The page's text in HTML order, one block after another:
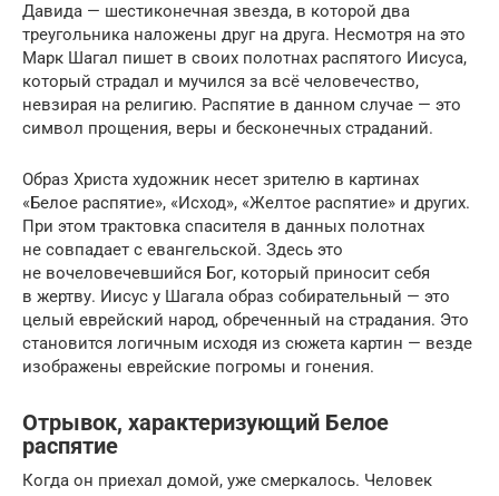
Давида — шестиконечная звезда, в которой два
треугольника наложены друг на друга. Несмотря на это
Марк Шагал пишет в своих полотнах распятого Иисуса,
который страдал и мучился за всё человечество,
невзирая на религию. Распятие в данном случае — это
символ прощения, веры и бесконечных страданий.
Образ Христа художник несет зрителю в картинах
«Белое распятие», «Исход», «Желтое распятие» и других.
При этом трактовка спасителя в данных полотнах
не совпадает с евангельской. Здесь это
не вочеловечевшийся Бог, который приносит себя
в жертву. Иисус у Шагала образ собирательный — это
целый еврейский народ, обреченный на страдания. Это
становится логичным исходя из сюжета картин — везде
изображены еврейские погромы и гонения.
Отрывок, характеризующий Белое
распятие
Когда он приехал домой, уже смеркалось. Человек